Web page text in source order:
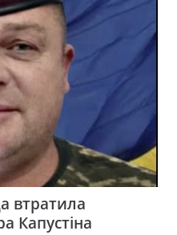
втратила
Капустіна